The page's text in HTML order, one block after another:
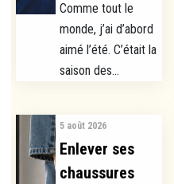
Comme tout le
monde, j’ai d’abord
aimé l’été. C’était la
saison des...
5 août 2026
Enlever ses
chaussures